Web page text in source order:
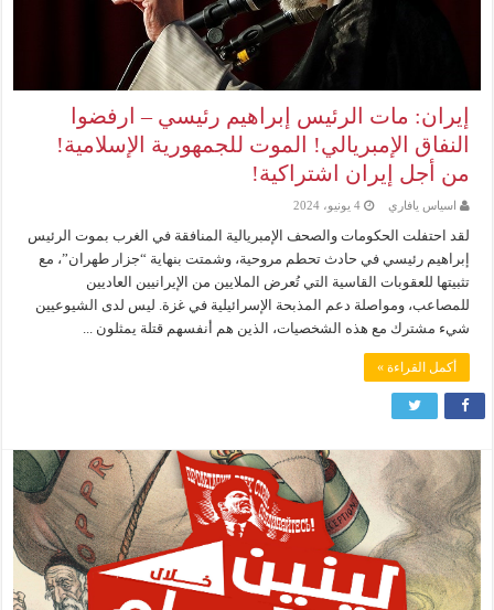
إيران: مات الرئيس إبراهيم رئيسي – ارفضوا
النفاق الإمبريالي! الموت للجمهورية الإسلامية!
من أجل إيران اشتراكية!
اسياس يافاري 4 يونيو، 2024
لقد احتفلت الحكومات والصحف الإمبريالية المنافقة في الغرب بموت الرئيس
إبراهيم رئيسي في حادث تحطم مروحية، وشمتت بنهاية “جزار طهران”، مع
تثبيتها للعقوبات القاسية التي تُعرض الملايين من الإيرانيين العاديين
للمصاعب، ومواصلة دعم المذبحة الإسرائيلية في غزة. ليس لدى الشيوعيين
شيء مشترك مع هذه الشخصيات، الذين هم أنفسهم قتلة يمثلون ...
أكمل القراءة »